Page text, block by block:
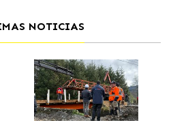
NOTICIAS